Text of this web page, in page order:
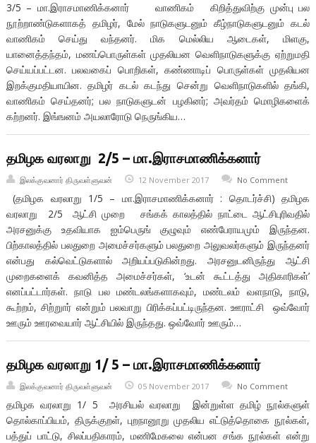
3/5 – மா.இராசமாணிக்கனார் வாணிகம் கிறித்துவிற்கு முன்பு பல
நூற்றாண்டுகளாகத் தமிழர், மேல் நாடுகளுடனும் கீழ்நாடுகளுடனும் கடல்
வாணிகம் செய்து வந்தனர். மிக மெல்லிய ஆடைகள், மிளகு,
யானைத்தந்தம், மணப்பொருள்கள் முதலியன வெளிநாடுகளுக்கு ஏற்றுமதி
செய்யப்பட்டன. பலவகைப் பொறிகள், கண்ணாடிப் பொருள்கள் முதலியன
இறக்குமதியாயின. தமிழர் கடல் கடந்து சென்று வெளிநாடுகளில் தங்கி,
வாணிகம் செய்தனர்; பல நாடுகளுடன் பழகினர்; அவர்தம் மொழிகளைக்
கற்றனர். இங்ஙனம் அயலாரோடு நெருங்கிய…
தமிழக வரலாறு 2/5 – மா.இராசமாணிக்கனார்
இலக்குவனார் திருவள்ளுவன் 12 November 2017 No Comment
(தமிழக வரலாறு 1/5 – மா.இராசமாணிக்கனார் : தொடர்ச்சி) தமிழக
வரலாறு 2/5 ஆட்சி முறை சங்கக் காலத்தில் நாட்டை ஆட்சிபுரிவதில்
அரசனுக்கு உதவியாக ஐம்பெருங் குழுவும் எண்பேராயமும் இருந்தன.
பிற்காலத்தில் பலதுறை அமைச்சர்களும் பலதுறை அலுவலர்களும் இருந்தனர்
என்பது கல்வெட்டுகளால் அறியப்படுகின்றது. அரசனுடனிருந்து ஆட்சி
முறைகளைக் கவனித்த அமைச்சர்கள், ‘உடன் கூட்டத்து அதிகாரிகள்’
எனப்பட்டார்கள். நாடு பல மண்டலங்களாகவும், மண்டலம் வளநாடு, நாடு,
கூற்றம், சிற்றுார் என்றும் பலவாறு பிரிக்கப்பட்டிருந்தன. ஊராட்சி ஒவ்வோர்
ஊரும் ஊரவையார் ஆட்சியில் இருந்தது. ஒவ்வோர் ஊரும்…
தமிழக வரலாறு 1/ 5 – மா.இராசமாணிக்கனார்
இலக்குவனார் திருவள்ளுவன் 05 November 2017 No Comment
தமிழக வரலாறு 1/ 5 அரசியல் வரலாறு இன்றுள்ள தமிழ் நூல்களுள்
தொல்காப்பியம், திருக்குறள், புறநானூறு முதலிய எட்டுத்தொகை நூல்கள்,
பத்துப் பாட்டு, சிலப்பதிகாரம், மணிமேகலை என்பன சங்க நூல்கள் என்று